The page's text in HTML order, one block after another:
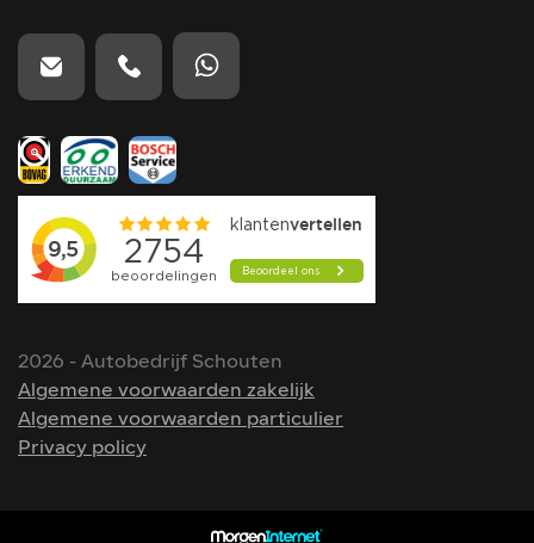
2026 - Autobedrijf Schouten
Algemene voorwaarden zakelijk
Algemene voorwaarden particulier
Privacy policy